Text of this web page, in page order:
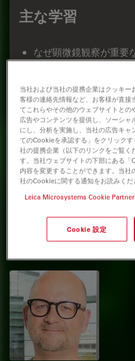
主な学習
なぜ顕微鏡観察が重要
現在のラベリング戦略
顕微鏡観察で直面する
なぜTHUNDERイメー
か
当社および当社の提携企業はクッキ
客様の連絡先情報など、お客様が直接
てこれらやその他のウェブサイトと
広告やコンテンツを提供し、ソーシ
にし、分析を実施し、当社の広告キ
てのCookieを承認する」をクリック
社の提携企業（以下のリンクをご覧く
す。当社ウェブサイトの下部にある
内容を変更することができます。当
社のCookieに関する通知をお読みくだ
Leica Microsystems Cookie
Cookie 設定